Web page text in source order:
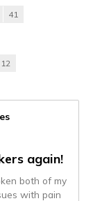
41
12
again!
both of my
with pain